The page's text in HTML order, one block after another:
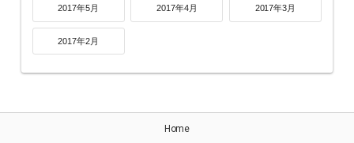
2017年5月 2017年4月 2017年3月
2017年2月
Home